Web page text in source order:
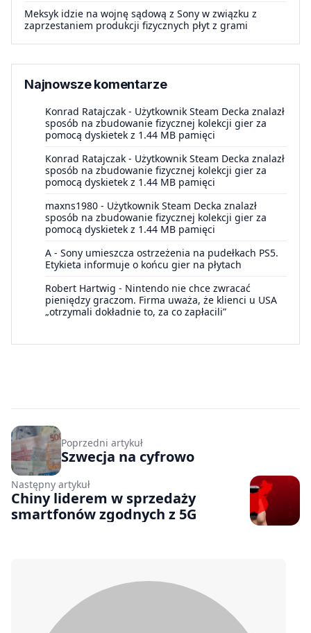
Meksyk idzie na wojnę sądową z Sony w związku z
zaprzestaniem produkcji fizycznych płyt z grami
Najnowsze komentarze
Konrad Ratajczak - Użytkownik Steam Decka znalazł
sposób na zbudowanie fizycznej kolekcji gier za
pomocą dyskietek z 1.44 MB pamięci
Konrad Ratajczak - Użytkownik Steam Decka znalazł
sposób na zbudowanie fizycznej kolekcji gier za
pomocą dyskietek z 1.44 MB pamięci
maxns1980 - Użytkownik Steam Decka znalazł
sposób na zbudowanie fizycznej kolekcji gier za
pomocą dyskietek z 1.44 MB pamięci
A - Sony umieszcza ostrzeżenia na pudełkach PS5.
Etykieta informuje o końcu gier na płytach
Robert Hartwig - Nintendo nie chce zwracać
pieniędzy graczom. Firma uważa, że klienci u USA
„otrzymali dokładnie to, za co zapłacili”
Poprzedni artykuł
Szwecja na cyfrowo
Następny artykuł
Chiny liderem w sprzedaży
smartfonów zgodnych z 5G